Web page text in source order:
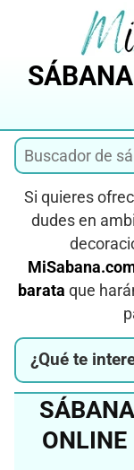
Si quieres
dudes en
barata que
¿Qué te